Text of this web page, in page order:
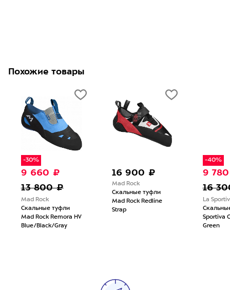
Похожие товары
-30%
9 660 ₽
13 800 ₽
Mad Rock
Скальные туфли
Mad Rock Remora HV
Blue/Black/Gray
16 900 ₽
Mad Rock
Скальные туфли
Mad Rock Redline
Strap
-40%
9
16
La
Sportiva
Green